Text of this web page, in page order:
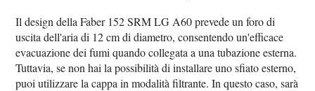
Il design della Faber 152 SRM LG A60 prevede un foro di
uscita dell'aria di 12 cm di diametro, consentendo un'efficace
evacuazione dei fumi quando collegata a una tubazione esterna.
Tuttavia, se non hai la possibilità di installare uno sfiato esterno,
puoi utilizzare la cappa in modalità filtrante. In questo caso, sarà